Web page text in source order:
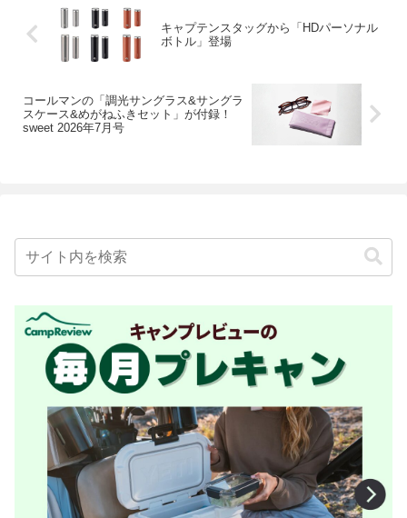
キャプテンスタッグから「HDパーソナル
ボトル」登場
コールマンの「調光サングラス&サングラ
スケース&めがねふきセット」が付録！
sweet 2026年7月号